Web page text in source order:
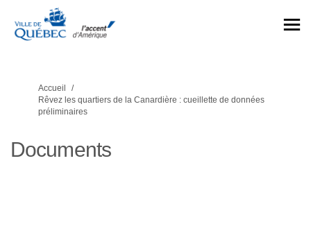
Vous êtes ici:
Accueil
Rêvez les quartiers de la Canardière : cueillette de données
préliminaires
Documents